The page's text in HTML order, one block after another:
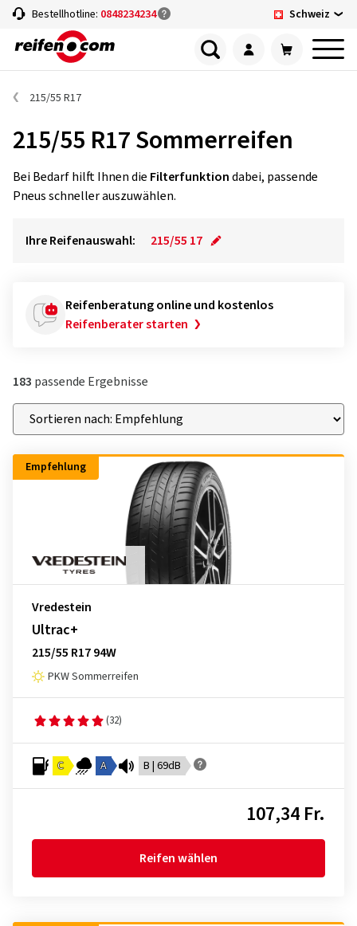
Bestellhotline: 0848234234 Schweiz
215/55 R17
215/55 R17 Sommerreifen
Bei Bedarf hilft Ihnen die Filterfunktiondabei, passende
Pneus schneller auszuwählen.
Ihre Reifenauswahl: 215/55 17
Reifenberatung online und kostenlos
Reifenberater starten
183 passende Ergebnisse
Empfehlung
Vredestein
Ultrac+
215/55 R17 94W
PKW Sommerreifen
(32)
C A B | 69dB
107,34 Fr.
Reifen wählen